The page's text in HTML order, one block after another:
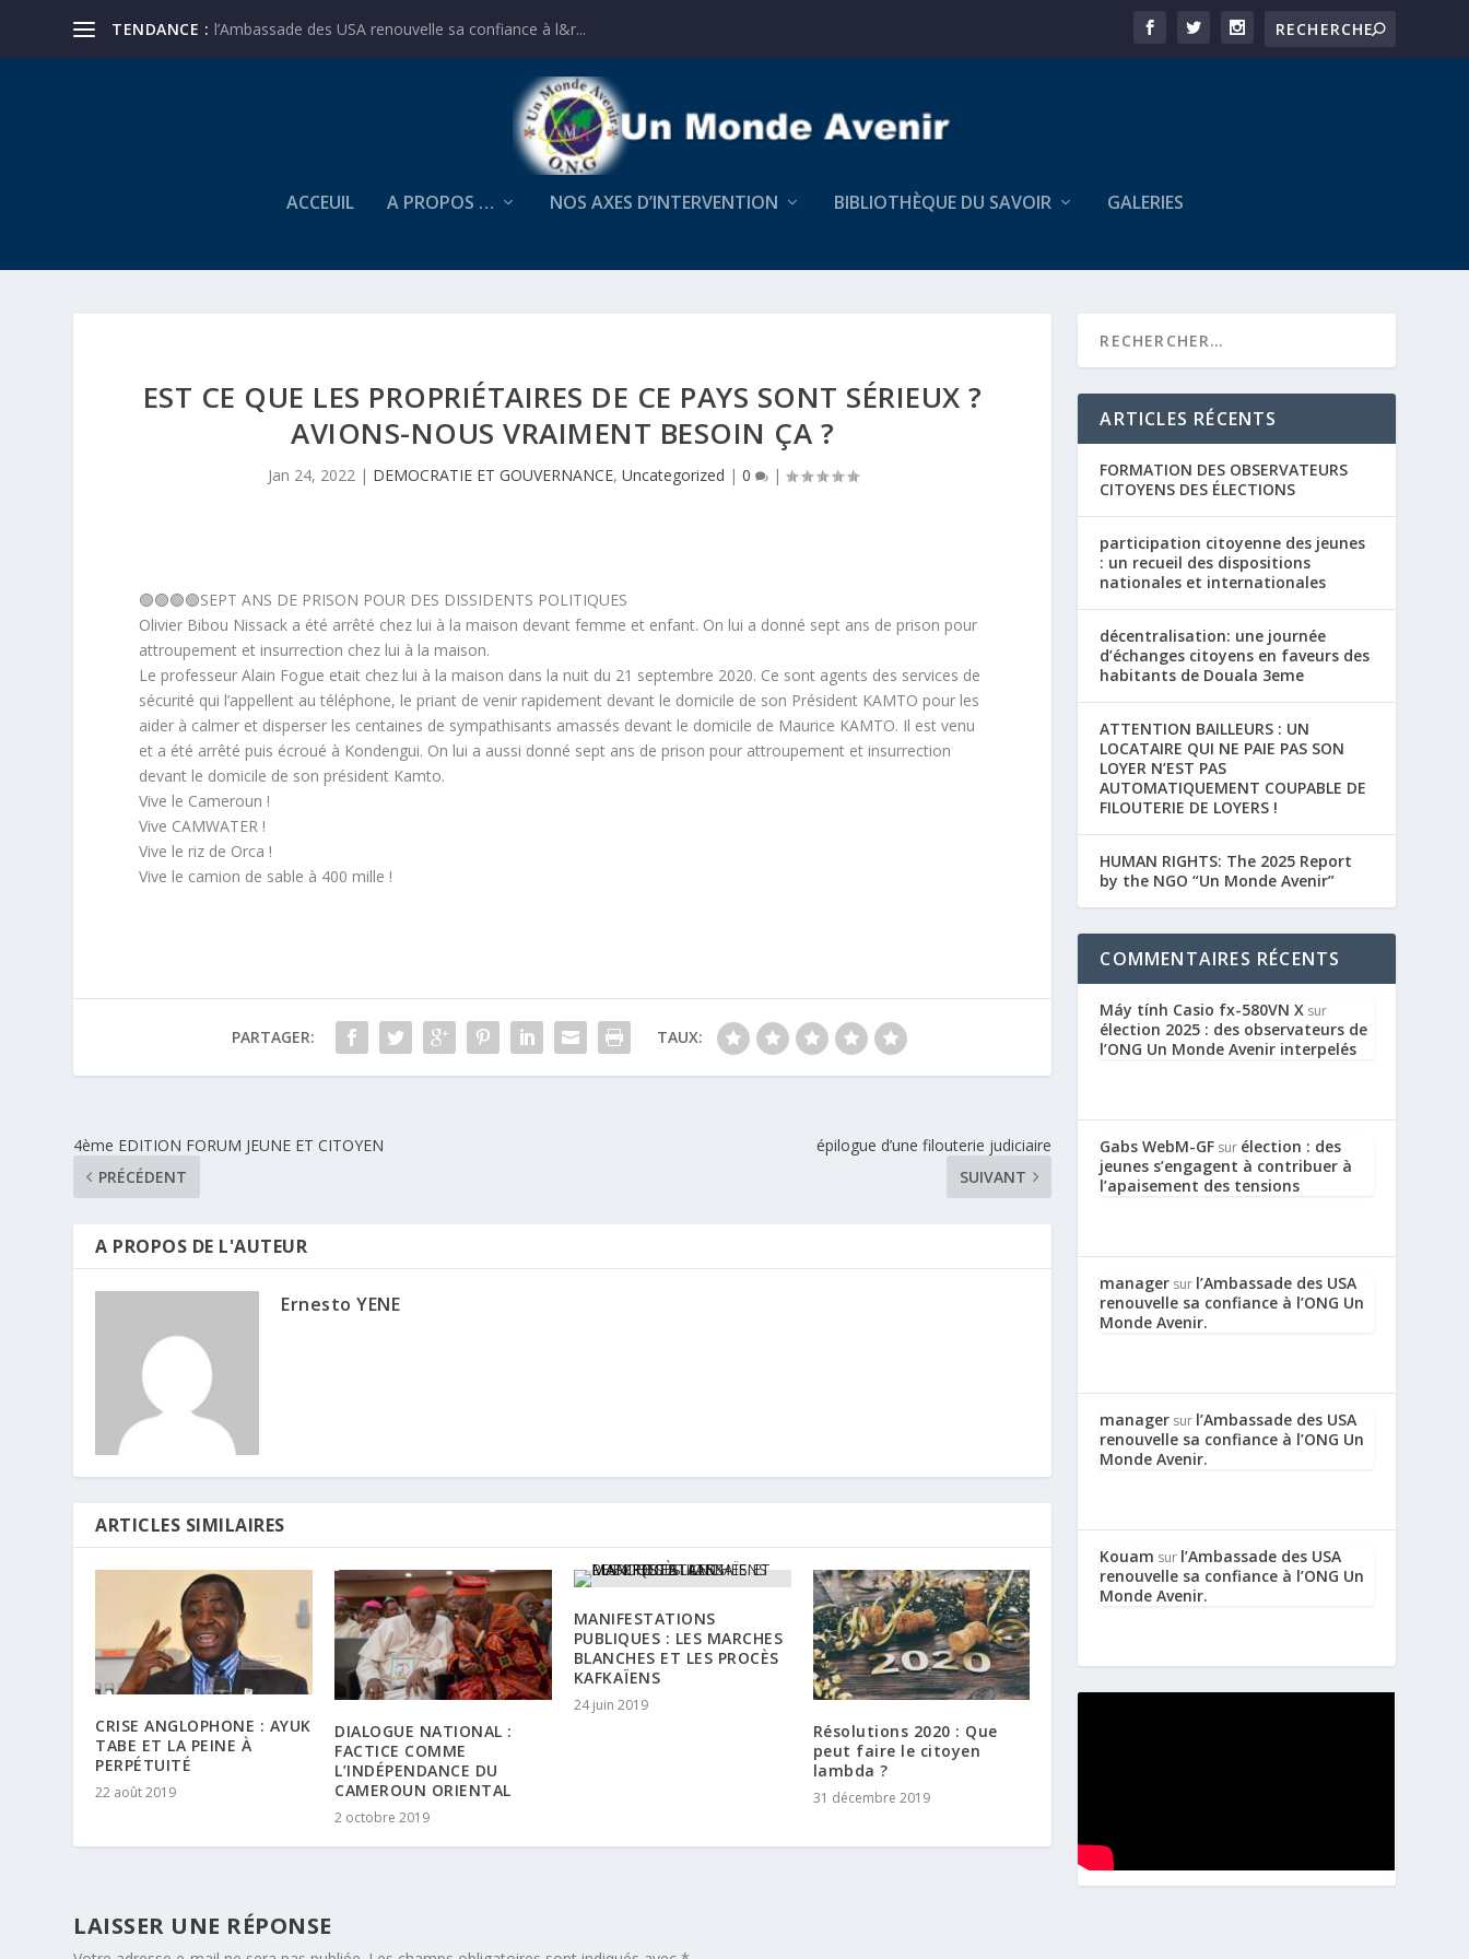
TENDANCE : l’Ambassade des USA renouvelle sa confiance à l&r...
ACCEUIL A PROPOS … NOS AXES D’INTERVENTION BIBLIOTHÈQUE DU SAVOIR GALERIES
EST CE QUE LES PROPRIÉTAIRES DE CE PAYS SONT SÉRIEUX ?
AVIONS-NOUS VRAIMENT BESOIN ÇA ?
Jan 24, 2022| DEMOCRATIE ET GOUVERNANCE, Uncategorized | 0 |
🟢🟢🟢🟢SEPT ANS DE PRISON POUR DES DISSIDENTS POLITIQUES
Olivier Bibou Nissack a été arrêté chez lui à la maison devant femme et enfant. On lui a donné sept ans de prison pour
attroupement et insurrection chez lui à la maison.
Le professeur Alain Fogue etait chez lui à la maison dans la nuit du 21 septembre 2020. Ce sont agents des services de
sécurité qui l’appellent au téléphone, le priant de venir rapidement devant le domicile de son Président KAMTO pour les
aider à calmer et disperser les centaines de sympathisants amassés devant le domicile de Maurice KAMTO. Il est venu
et a été arrêté puis écroué à Kondengui. On lui a aussi donné sept ans de prison pour attroupement et insurrection
devant le domicile de son président Kamto.
Vive le Cameroun !
Vive CAMWATER !
Vive le riz de Orca !
Vive le camion de sable à 400 mille !
PARTAGER: TAUX:
4ème EDITION FORUM JEUNE ET CITOYEN
PRÉCÉDENT
épilogue d’une filouterie judiciaire
SUIVANT
A PROPOS DE L'AUTEUR
Ernesto YENE
ARTICLES SIMILAIRES
CRISE ANGLOPHONE : AYUK
TABE ET LA PEINE À
PERPÉTUITÉ
22 août 2019
DIALOGUE NATIONAL :
FACTICE COMME
L’INDÉPENDANCE DU
CAMEROUN ORIENTAL
2 octobre 2019
MANIFESTATIONS
PUBLIQUES : LES MARCHES
BLANCHES ET LES PROCÈS
KAFKAÏENS
24 juin 2019
Résolutions 2020 : Que
peut faire le citoyen
lambda ?
31 décembre 2019
LAISSER UNE RÉPONSE
ARTICLES RÉCENTS
FORMATION DES OBSERVATEURS
CITOYENS DES ÉLECTIONS
participation citoyenne des jeunes
: un recueil des dispositions
nationales et internationales
décentralisation: une journée
d’échanges citoyens en faveurs des
habitants de Douala 3eme
ATTENTION BAILLEURS : UN
LOCATAIRE QUI NE PAIE PAS SON
LOYER N’EST PAS
AUTOMATIQUEMENT COUPABLE DE
FILOUTERIE DE LOYERS !
HUMAN RIGHTS: The 2025 Report
by the NGO “Un Monde Avenir”
COMMENTAIRES RÉCENTS
Máy tính Casio fx-580VN X sur
élection 2025 : des observateurs de
l’ONG Un Monde Avenir interpelés
Gabs WebM-GF sur élection : des
jeunes s’engagent à contribuer à
l’apaisement des tensions
manager sur l’Ambassade des USA
renouvelle sa confiance à l’ONG Un
Monde Avenir.
manager sur l’Ambassade des USA
renouvelle sa confiance à l’ONG Un
Monde Avenir.
Kouam sur l’Ambassade des USA
renouvelle sa confiance à l’ONG Un
Monde Avenir.